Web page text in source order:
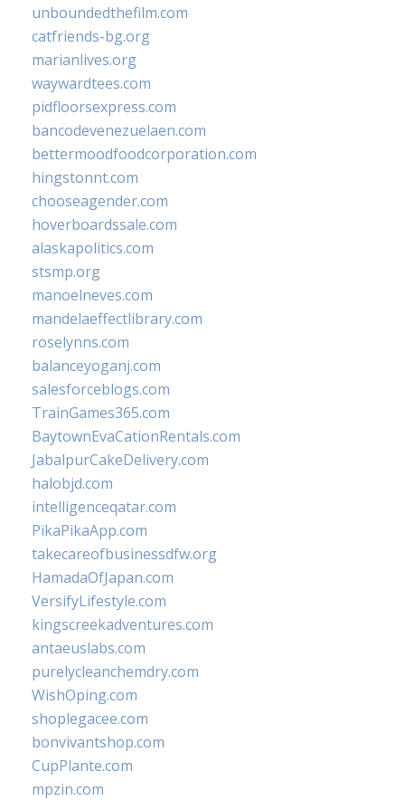
unboundedthefilm.com
catfriends-bg.org
marianlives.org
waywardtees.com
pidfloorsexpress.com
bancodevenezuelaen.com
bettermoodfoodcorporation.com
hingstonnt.com
chooseagender.com
hoverboardssale.com
alaskapolitics.com
stsmp.org
manoelneves.com
mandelaeffectlibrary.com
roselynns.com
balanceyoganj.com
salesforceblogs.com
TrainGames365.com
BaytownEvaCationRentals.com
JabalpurCakeDelivery.com
halobjd.com
intelligenceqatar.com
PikaPikaApp.com
takecareofbusinessdfw.org
HamadaOfJapan.com
VersifyLifestyle.com
kingscreekadventures.com
antaeuslabs.com
purelycleanchemdry.com
WishOping.com
shoplegacee.com
bonvivantshop.com
CupPlante.com
mpzin.com